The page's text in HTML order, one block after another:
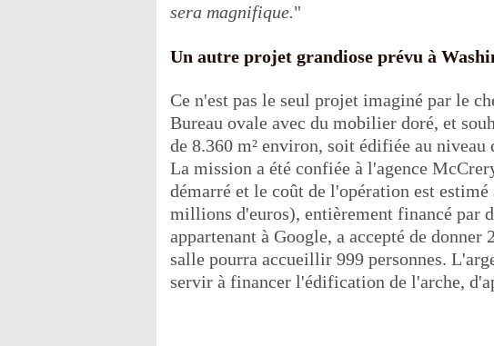
sera magnifique."
Un autre projet grandiose prévu à
Ce n'est pas le seul projet imaginé par le
Bureau ovale avec du mobilier doré, et
de 8.360 m² environ, soit édifiée au
La mission a été confiée à l'agence
démarré et le coût de l'opération est
millions d'euros), entièrement financé par
appartenant à Google, a accepté de
salle pourra accueillir 999 personnes.
servir à financer l'édification de l'arche,